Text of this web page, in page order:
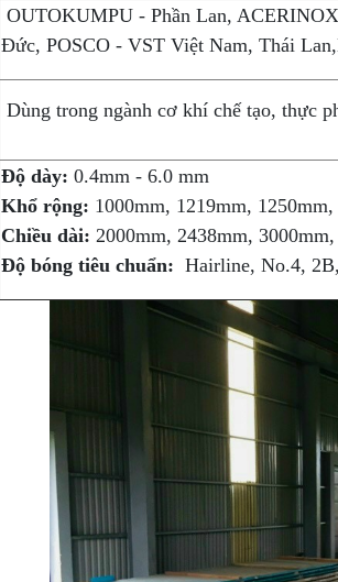
OUTOKUMPU - Phần Lan,
Đức, POSCO - VST Việt Nam, Thái
Dùng trong ngành cơ khí chế tạo, thực
Độ dày: 0.4mm - 6.0 mm
Khổ rộng: 1000mm, 1219mm,
Chiều dài: 2000mm, 2438mm,
Độ bóng tiêu chuẩn: Hairline, No.4,